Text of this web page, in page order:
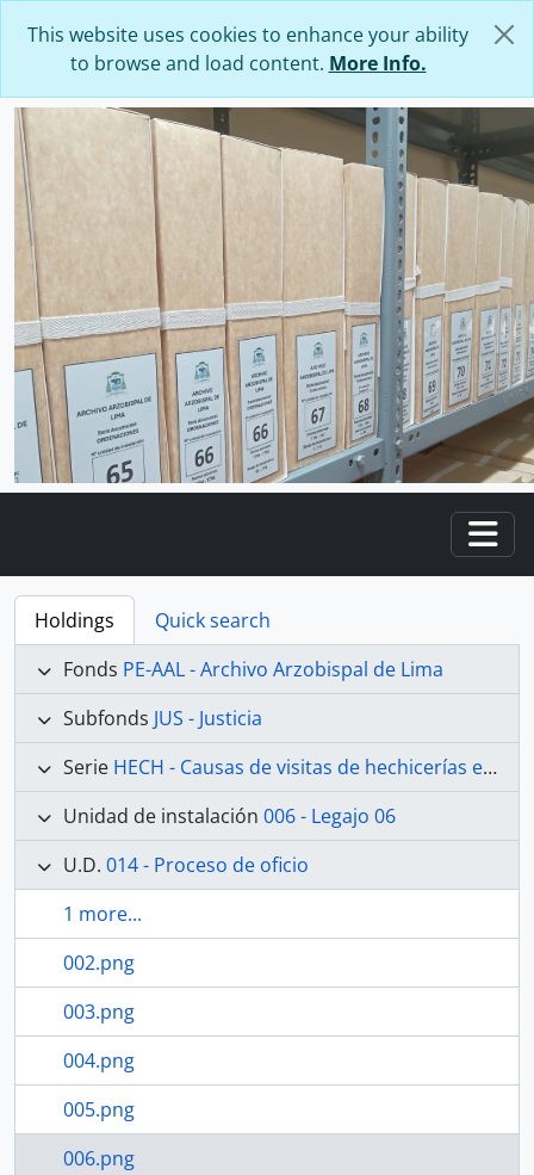
This website uses cookies to enhance your ability
to browse and load content. More Info.
Holdings
Quick search
Fonds PE-AAL - Archivo Arzobispal de Lima
Subfonds JUS - Justicia
Serie HECH - Causas de visitas de hechicerías e Idolatrías
Unidad de instalación 006 - Legajo 06
U.D. 014 - Proceso de oficio
1 more...
002.png
003.png
004.png
005.png
006.png